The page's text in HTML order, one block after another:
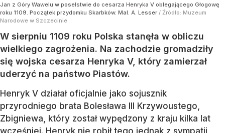
Jan z Góry Wawelu w poselstwie do cesarza Henryka V oblegającego Głogowę
roku 1109. Początek przydomku Skarbków. Mal. A. Lesser / Źródło: Muzeum
Narodowe w Szczecinie
W sierpniu 1109 roku Polska stanęła w obliczu
wielkiego zagrożenia. Na zachodzie gromadziły
się wojska cesarza Henryka V, który zamierzał
uderzyć na państwo Piastów.
Henryk V działał oficjalnie jako sojusznik
przyrodniego brata Bolesława III Krzywoustego,
Zbigniewa, który został wypędzony z kraju kilka lat